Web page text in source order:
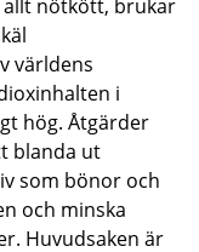
nötkött, brukar
världens
i
hög. Åtgärder
blanda ut
som bönor och
och minska
Huvudsaken är